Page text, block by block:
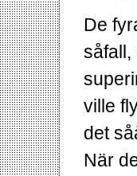
De
såfall,
ville
det
När